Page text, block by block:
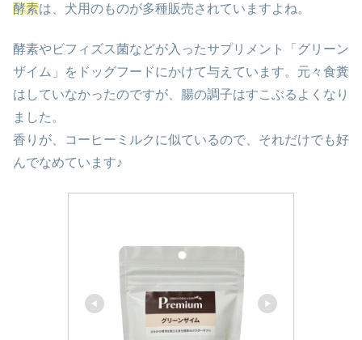
酵素は、犬用のものが多種販売されていますよね。
酵素やビフィズス菌などが入ったサプリメント「グリーン
ザイム」をドッグフードにかけて与えています。元々食糞
はしていなかったのですが、腸の調子はすこぶるよくなり
ました。
香りが、コーヒーミルクに似ているので、それだけでも好
んでなめています♪